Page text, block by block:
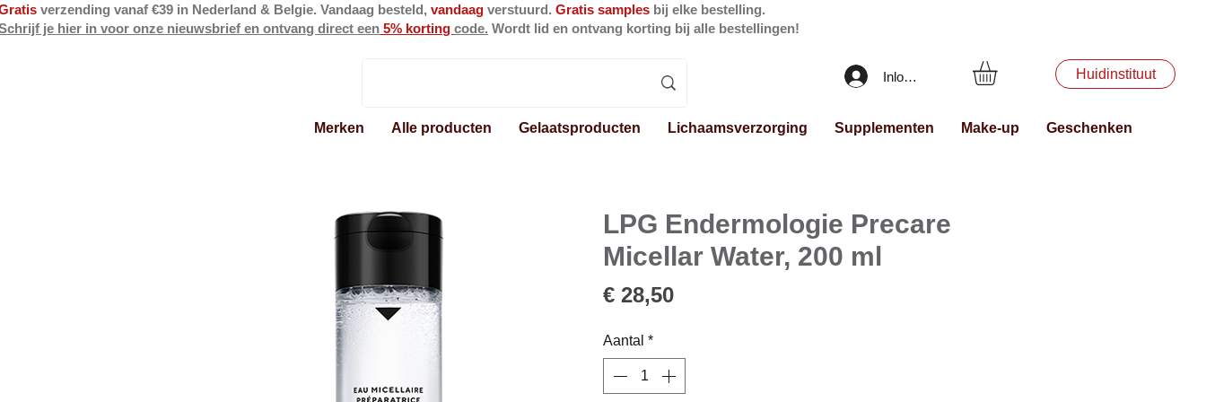
verzending vanaf €39 in Nederland & Belgie. Vandaag besteld,vandaag verstuurd.Gratis samples bij elke bestelling.
je hier in voor onze nieuwsbrief en ontvang direct een 5% kortingcode. Wordt lid en ontvang korting bij alle bestellingen!
Huidinstituut
Inloggen
Merken Alle producten Gelaatsproducten Lichaamsverzorging Supplementen Make-up Geschenken
LPG Endermologie Precare
Micellar Water, 200 ml
€ 28,50Prijs
Aantal *